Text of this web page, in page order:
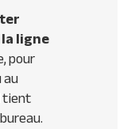
ligne
pour
tient